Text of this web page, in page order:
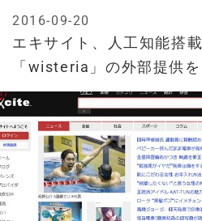
エキサイト、人工知能搭
「wisteria」の外部提供
2016-09-20